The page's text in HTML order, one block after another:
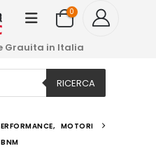
0
Grauita in Italia
RICERCA
, MOTORI